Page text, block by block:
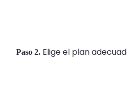
Paso 2. Elige el plan